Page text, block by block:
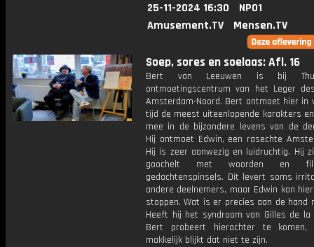
25-11-2024 16:30
NPO1
Amusement.TV
Mensen.TV
Soep, sores en soelaas: Afl. 16
Bert van Leeuwen is bij
ontmoetingscentrum van het Leger
Amsterdam-Noord. Bert ontmoet hier in
tijd de meest uiteenlopende karakters
mee in de bijzondere levens van de
Hij ontmoet Edwin, een rasechte
Hij is zeer aanwezig en luidruchtig. Hij
goochelt met woorden en
gedachtenspinsels. Dit levert soms
andere deelnemers, maar Edwin kan
stoppen. Wat is er precies aan de hand
Heeft hij het syndroom van Gilles de la
Bert probeert hierachter te komen,
makkelijk blijkt dat niet te zijn.